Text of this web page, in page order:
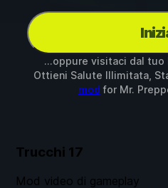
...oppure visitaci dal tuo
Ottieni Salute Illimitata,
mod for Mr.
Trucchi 17
Mod video di gameplay